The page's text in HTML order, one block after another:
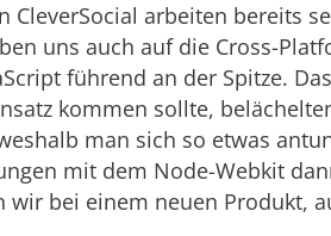
CleverSocial arbeiten bereits
uns auch auf die Cross-
führend an der Spitze.
kommen sollte,
man sich so etwas
mit dem Node-Webkit
wir bei einem neuen Produkt,